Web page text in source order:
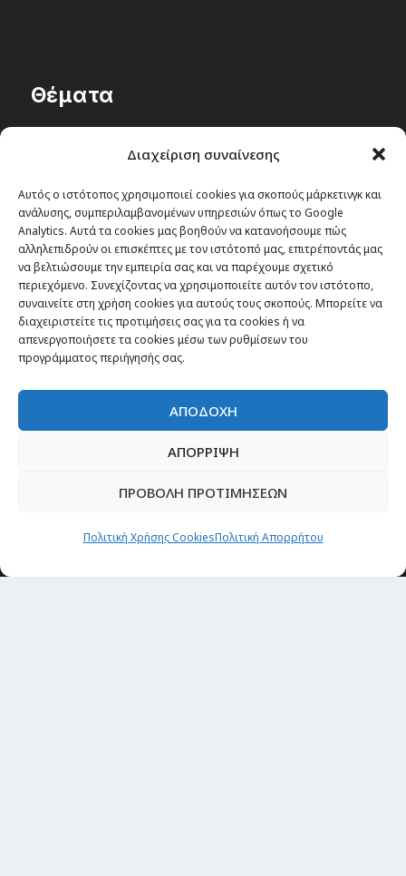
Διαχείριση συναίνεσης
Αυτός ο ιστότοπος χρησιμοποιεί cookies για σκοπούς μάρκετινγκ και
ανάλυσης, συμπεριλαμβανομένων υπηρεσιών όπως το Google
Analytics. Αυτά τα cookies μας βοηθούν να κατανοήσουμε πώς
αλληλεπιδρούν οι επισκέπτες με τον ιστότοπό μας, επιτρέποντάς μας
να βελτιώσουμε την εμπειρία σας και να παρέχουμε σχετικό
περιεχόμενο. Συνεχίζοντας να χρησιμοποιείτε αυτόν τον ιστότοπο,
συναινείτε στη χρήση cookies για αυτούς τους σκοπούς. Μπορείτε να
διαχειριστείτε τις προτιμήσεις σας για τα cookies ή να
απενεργοποιήσετε τα cookies μέσω των ρυθμίσεων του
προγράμματος περιήγησής σας.
ΑΠΟΔΟΧΗ
ΑΠΟΡΡΙΨΗ
ΠΡΟΒΟΛΗ ΠΡΟΤΙΜΗΣΕΩΝ
Πολιτική Χρήσης CookiesΠολιτική Απορρήτου
Θέματα
Passenger στον κόσμο
TRAVEL NEWS
Οργάνωσε το ταξίδι σου
CITY and CULTURE
Newsletter
“H μόνη επένδυση από την οποία δεν έχεις